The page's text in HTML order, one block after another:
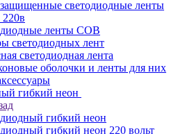
светодиодные ленты
ленты COB
светодиодных лент
светодиодная лента
оболочки и ленты для них
гибкий неон
гибкий неон
гибкий неон 220 вольт